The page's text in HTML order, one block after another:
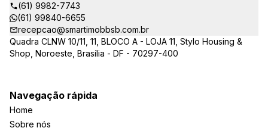
(61) 9982-7743
(61) 99840-6655
recepcao@smartimobbsb.com.br
Quadra CLNW 10/11, 11, BLOCO A - LOJA 11, Stylo Housing &
Shop, Noroeste, Brasília - DF - 70297-400
Navegação rápida
Home
Sobre nós